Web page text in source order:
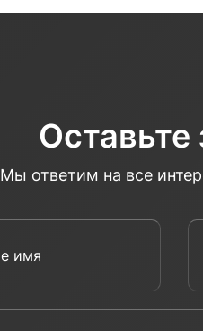
Оставьте
Мы ответим на все